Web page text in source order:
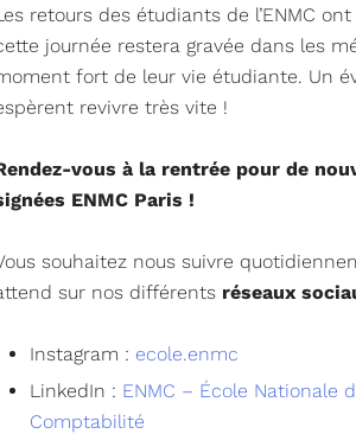
retours des étudiants de l’ENMC
journée restera gravée dans les
fort de leur vie étudiante. Un
revivre très vite !
vous à la rentrée pour de
ENMC Paris !
souhaitez nous suivre
sur nos différents réseaux
Instagram : ecole.enmc
LinkedIn : ENMC – École Nationale
Comptabilité